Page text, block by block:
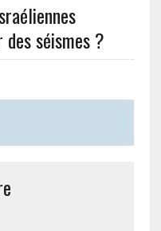
séismes ?